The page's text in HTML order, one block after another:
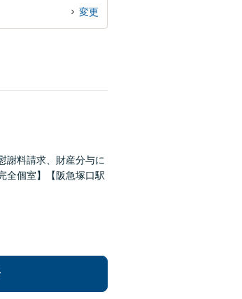
変更
謝料請求、財産分与に
全個室】【阪急塚口駅